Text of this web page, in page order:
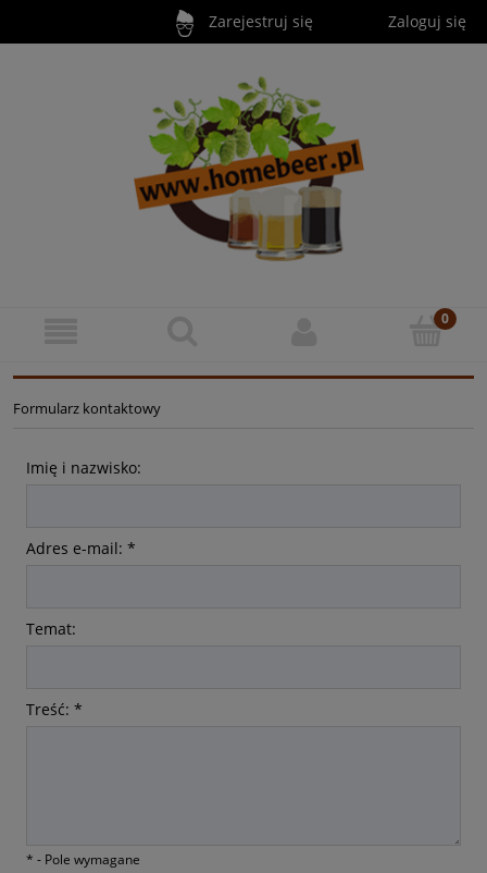
Zarejestruj się Zaloguj się
Formularz kontaktowy
Imię i nazwisko:
Adres e-mail: *
Temat:
Treść: *
* - Pole wymagane